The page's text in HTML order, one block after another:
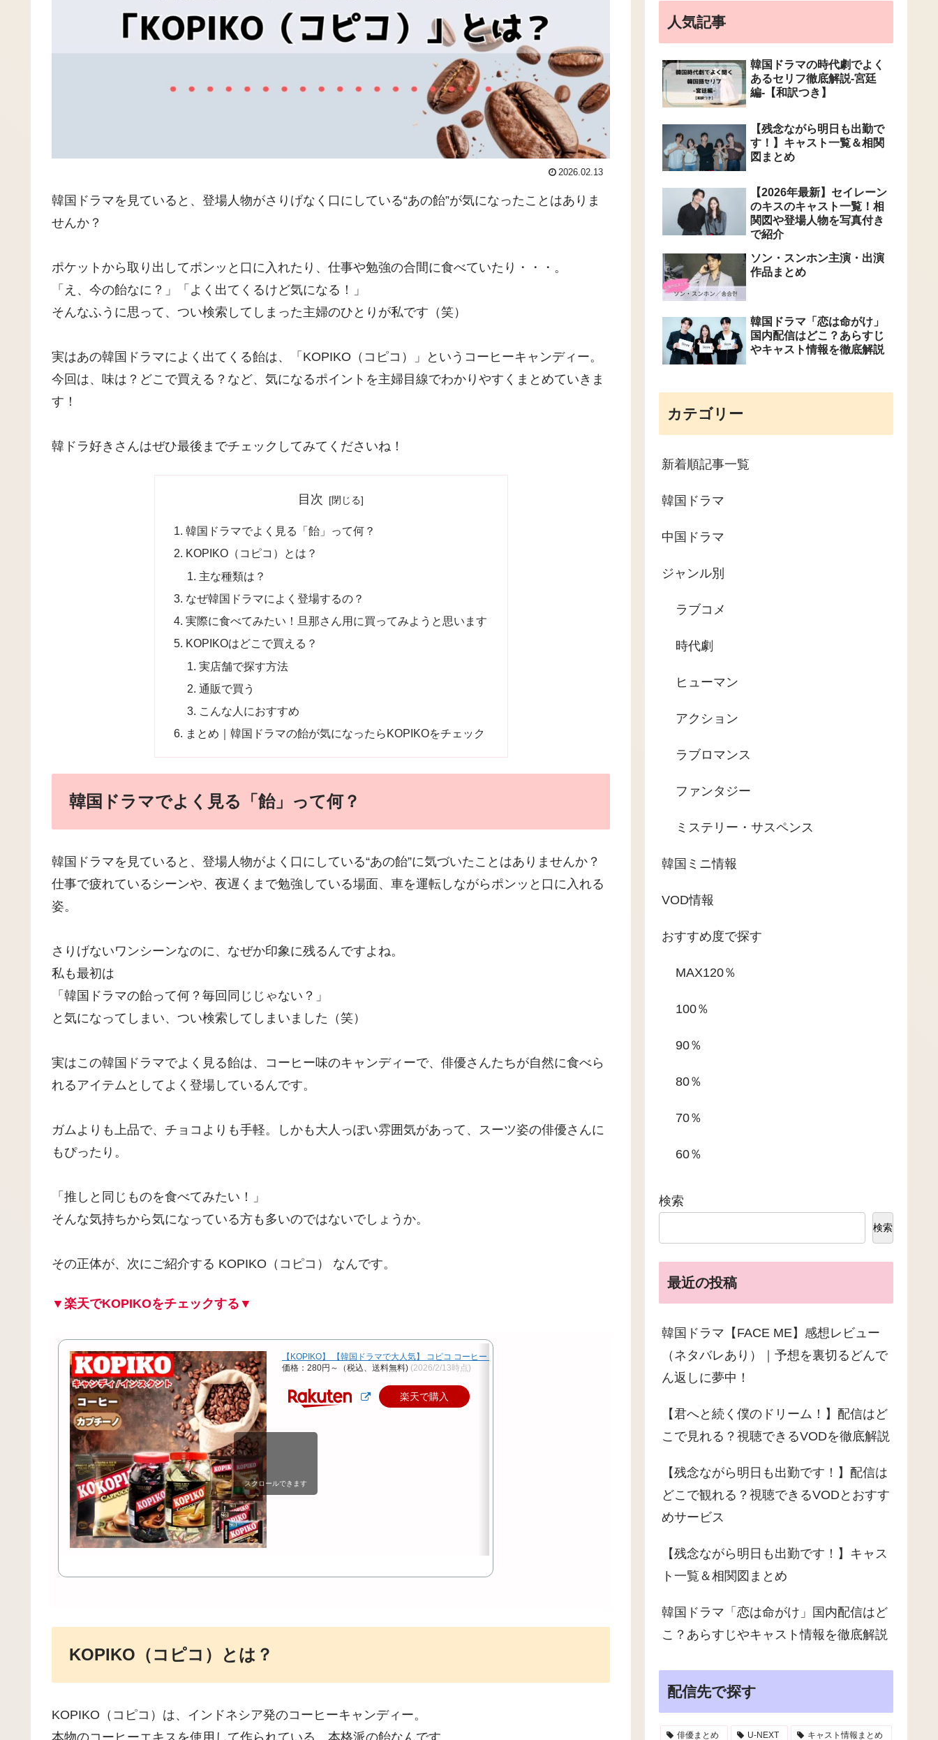
2026.02.13
韓国ドラマを見ていると、登場人物がさりげなく口にしている“あの飴”が気になったことはありま
せんか？
ポケットから取り出してポンッと口に入れたり、仕事や勉強の合間に食べていたり・・・。
「え、今の飴なに？」「よく出てくるけど気になる！」
そんなふうに思って、つい検索してしまった主婦のひとりが私です（笑）
実はあの韓国ドラマによく出てくる飴は、「KOPIKO（コピコ）」というコーヒーキャンディー。
今回は、味は？どこで買える？など、気になるポイントを主婦目線でわかりやすくまとめていきま
す！
韓ドラ好きさんはぜひ最後までチェックしてみてくださいね！
目次
韓国ドラマでよく見る「飴」って何？
KOPIKO（コピコ）とは？
主な種類は？
なぜ韓国ドラマによく登場するの？
実際に食べてみたい！旦那さん用に買ってみようと思います
KOPIKOはどこで買える？
実店舗で探す方法
通販で買う
こんな人におすすめ
まとめ｜韓国ドラマの飴が気になったらKOPIKOをチェック
韓国ドラマでよく見る「飴」って何？
韓国ドラマを見ていると、登場人物がよく口にしている“あの飴”に気づいたことはありませんか？
仕事で疲れているシーンや、夜遅くまで勉強している場面、車を運転しながらポンッと口に入れる
姿。
さりげないワンシーンなのに、なぜか印象に残るんですよね。
私も最初は
「韓国ドラマの飴って何？毎回同じじゃない？」
と気になってしまい、つい検索してしまいました（笑）
実はこの韓国ドラマでよく見る飴は、コーヒー味のキャンディーで、俳優さんたちが自然に食べら
れるアイテムとしてよく登場しているんです。
ガムよりも上品で、チョコよりも手軽。しかも大人っぽい雰囲気があって、スーツ姿の俳優さんに
もぴったり。
「推しと同じものを食べてみたい！」
そんな気持ちから気になっている方も多いのではないでしょうか。
その正体が、次にご紹介する KOPIKO（コピコ） なんです。
▼楽天でKOPIKOをチェックする▼
【KOPIKO】 【韓国ドラマで大人気】 コピコ コーヒー キャンディ 飴 カプチーノ キャンディ コーヒーミックス 3inONE 30g 32g 120g 800g 袋入り コーヒー ミルク 人気 コ
価格：280円～（税込、送料無料) (2026/2/13時点)
楽天で購入
スクロールできます
KOPIKO（コピコ）とは？
KOPIKO（コピコ）は、インドネシア発のコーヒーキャンディー。
本物のコーヒーエキスを使用して作られている、本格派の飴なんです。
人気記事
韓国ドラマの時代劇でよく
あるセリフ徹底解説-宮廷
編-【和訳つき】
【残念ながら明日も出勤で
す！】キャスト一覧＆相関
図まとめ
【2026年最新】セイレーン
のキスのキャスト一覧！相
関図や登場人物を写真付き
で紹介
ソン・スンホン主演・出演
作品まとめ
韓国ドラマ「恋は命がけ」
国内配信はどこ？あらすじ
やキャスト情報を徹底解説
カテゴリー
新着順記事一覧
韓国ドラマ
中国ドラマ
ジャンル別
ラブコメ
時代劇
ヒューマン
アクション
ラブロマンス
ファンタジー
ミステリー・サスペンス
韓国ミニ情報
VOD情報
おすすめ度で探す
MAX120％
100％
90％
80％
70％
60％
検索
検索
最近の投稿
韓国ドラマ【FACE ME】感想レビュー
（ネタバレあり）｜予想を裏切るどんで
ん返しに夢中！
【君へと続く僕のドリーム！】配信はど
こで見れる？視聴できるVODを徹底解説
【残念ながら明日も出勤です！】配信は
どこで観れる？視聴できるVODとおすす
めサービス
【残念ながら明日も出勤です！】キャス
ト一覧＆相関図まとめ
韓国ドラマ「恋は命がけ」国内配信はど
こ？あらすじやキャスト情報を徹底解説
配信先で探す
俳優まとめ U-NEXT キャスト情報まとめ